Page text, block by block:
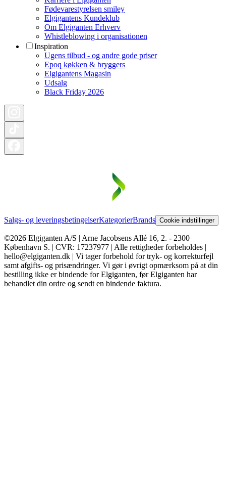
Fødevarestyrelsen smiley
Elgigantens Kundeklub
Om Elgiganten Erhverv
Whistleblowing i organisationen
Inspiration
Ugens tilbud - og andre gode priser
Epoq køkken & bryggers
Elgigantens Magasin
Udsalg
Black Friday 2026
Salgs- og leveringsbetingelserKategorierBrands Cookie indstillinger
©2026 Elgiganten A/S | Arne Jacobsens Allé 16, 2. - 2300
København S. | CVR: 17237977 | Alle rettigheder forbeholdes |
hello@elgiganten.dk | Vi tager forbehold for tryk- og korrekturfejl
samt afgifts- og prisændringer. Vi gør i øvrigt opmærksom på at din
bestilling ikke er bindende for Elgiganten, før Elgiganten har
behandlet din ordre og sendt en bindende faktura.